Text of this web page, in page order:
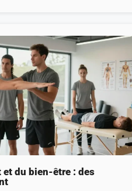
du bien-être : des